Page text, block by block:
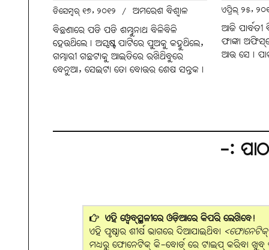
ଡିସେମ୍ବର୍ ୧୭, ୨୦୧୨ / ଅମରେଶ ବିଶ୍ବାଳ
ବିଛଣାରେ ପଡି ପଡି ଶମ୍ଭୁନାଥ ବିଳିବିଳି
ହେଉଥିଲେ। ଅସ୍ପଷ୍ଟ ପାଟିରେ ପୁଅକୁ କହୁଥିଲେ,
ଗମ୍ଭାରୀ ଗଛଟାକୁ ଆଇତିରେ ରଖିଥିବୁରେ
ବେନୁଆ, ସେଇଟା ତୋ ବୋଉର ଶେଷ ସନ୍ତକ।
ଏପ୍ରିଲ୍ ୨୫,
ଆଜି
ଫାଙ୍କା
ଆଉ ସେ।
-:
ଏହି ୱେବ୍‌ସ୍ଥଳୀରେ ଓଡ଼ିଆରେ କିପରି ଲେଖିବେ!
ଏହି ପୃଷ୍ଠାର ଶୀର୍ଷ ଭାଗରେ ଦିଆଯାଇଥିବା <ଫୋନେଟିକ୍
ମଧ୍ୟରୁ ଫୋନେଟିକ୍ କି-ବୋର୍ଡ୍ ରେ ଟାଇପ୍ କରିବା ଖୁବ୍